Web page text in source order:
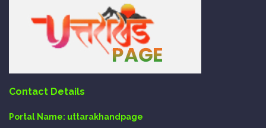
Contact Details
Portal Name: uttarakhandpage